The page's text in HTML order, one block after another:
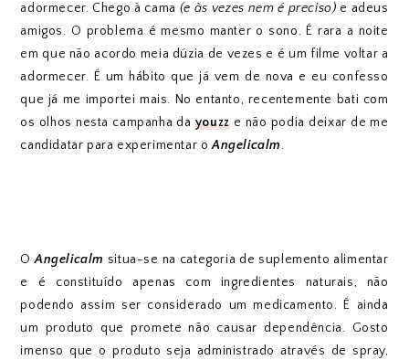
adormecer. Chego à cama (e às vezes nem é preciso) e adeus
amigos. O problema é mesmo manter o sono. É rara a noite
em que não acordo meia dúzia de vezes e é um filme voltar a
adormecer. É um hábito que já vem de nova e eu confesso
que já me importei mais. No entanto, recentemente bati com
os olhos nesta campanha da youzz e não podia deixar de me
candidatar para experimentar oAngelicalm.
OAngelicalm situa-se na categoria de suplemento alimentar
e é constituído apenas com ingredientes naturais, não
podendo assim ser considerado um medicamento. É ainda
um produto que promete não causar dependência. Gosto
imenso que o produto seja administrado através de spray,